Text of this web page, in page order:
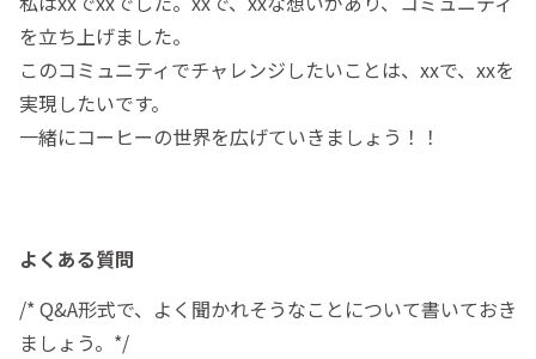
を立ち上げました。
このコミュニティでチャレンジしたいことは、xxで、xxを
実現したいです。
一緒にコーヒーの世界を広げていきましょう！！
よくある質問
/* Q&A形式で、よく聞かれそうなことについて書いておき
ましょう。*/